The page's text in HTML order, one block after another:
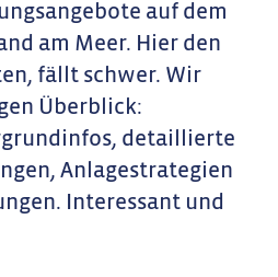
auf dem
am Meer. Hier den
fällt schwer. Wir
Überblick:
detaillierte
Anlagestrategien
Interessant und